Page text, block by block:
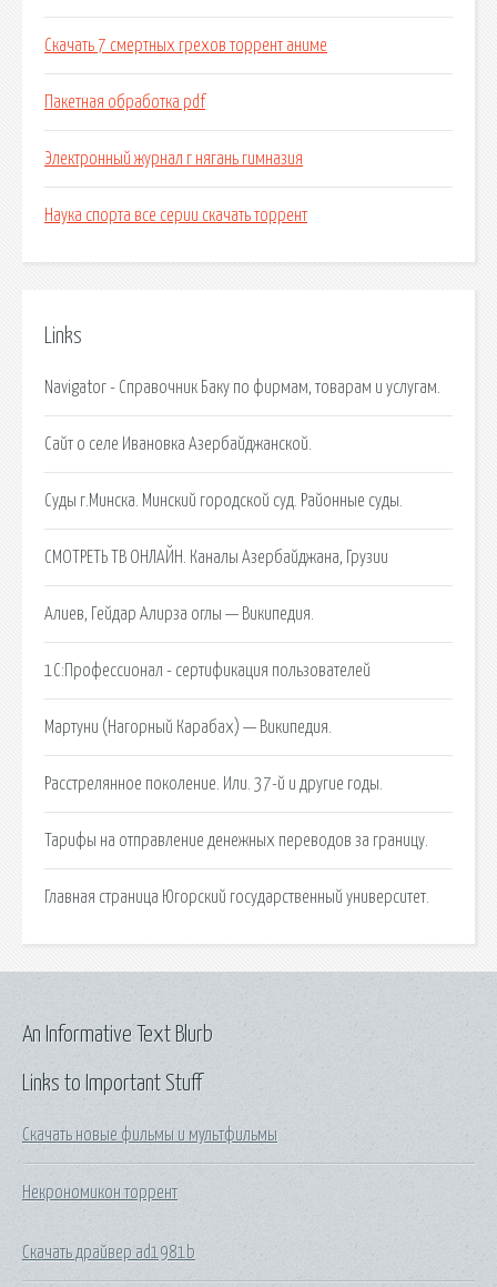
Скачать 7 смертных грехов торрент аниме
Пакетная обработка pdf
Электронный журнал г нягань гимназия
Наука спорта все серии скачать торрент
Links
Navigator - Справочник Баку по фирмам, товарам и услугам.
Сайт о селе Ивановка Азербайджанской.
Суды г.Минска. Минский городской суд. Районные суды.
СМОТРЕТЬ ТВ ОНЛАЙН. Каналы Азербайджана, Грузии
Алиев, Гейдар Алирза оглы — Википедия.
1С:Профессионал - сертификация пользователей
Мартуни (Нагорный Карабах) — Википедия.
Расстрелянное поколение. Или. 37-й и другие годы.
Тарифы на отправление денежных переводов за границу.
Главная страница Югорский государственный университет.
Links to Important Stuff
Скачать новые фильмы и мультфильмы
Некрономикон торрент
Скачать драйвер ad1981b
An Informative Text Blurb